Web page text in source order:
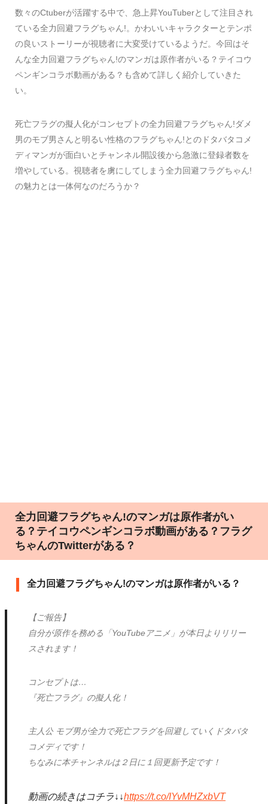
数々のCtuberが活躍する中で、急上昇YouTuberとして注目され
ている全力回避フラグちゃん!。かわいいキャラクターとテンポ
の良いストーリーが視聴者に大変受けているようだ。今回はそ
んな全力回避フラグちゃん!のマンガは原作者がいる？テイコウ
ペンギンコラボ動画がある？も含めて詳しく紹介していきた
い。
死亡フラグの擬人化がコンセプトの全力回避フラグちゃん!ダメ
男のモブ男さんと明るい性格のフラグちゃん!とのドタバタコメ
ディマンガが面白いとチャンネル開設後から急激に登録者数を
増やしている。視聴者を虜にしてしまう全力回避フラグちゃん!
の魅力とは一体何なのだろうか？
全力回避フラグちゃん!のマンガは原作者がい
る？テイコウペンギンコラボ動画がある？フラグ
ちゃんのTwitterがある？
全力回避フラグちゃん!のマンガは原作者がいる？
【ご報告】
自分が原作を務める「YouTubeアニメ」が本日よりリリー
スされます！
コンセプトは…
『死亡フラグ』の擬人化！
主人公 モブ男が全力で死亡フラグを回避していくドタバタ
コメディです！
ちなみに本チャンネルは２日に１回更新予定です！
動画の続きはコチラ↓↓https://t.co/IYvMHZxbVT